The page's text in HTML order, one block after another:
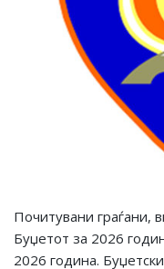
Почитувани граѓани,
Буџетот за 2026
2026 година.